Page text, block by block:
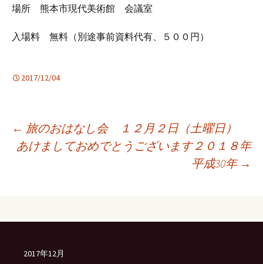
場所 熊本市現代美術館 会議室
入場料 無料（別途事前資料代有、５００円）
2017/12/04
投
ビ
← 旅のおはなし会 １２月２日（土曜日）
あけましておめでとうございます２０１８年
平成30年 →
2017年12月